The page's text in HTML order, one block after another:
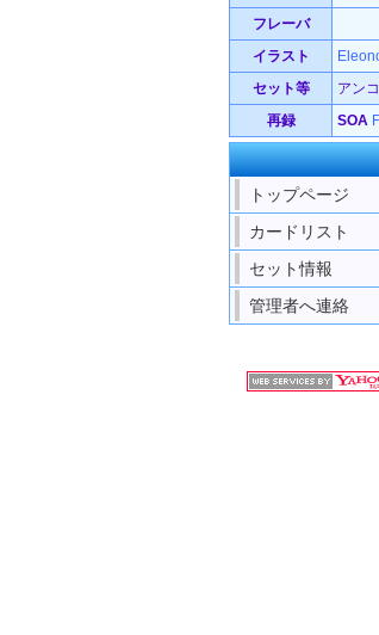
フレーバ
イラスト
セット等
アン
再録
SOA
トップページ
カードリスト
セット情報
管理者へ連絡